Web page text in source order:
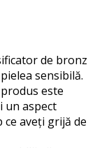
de bronz
sensibilă.
este
un aspect
aveți grijă de